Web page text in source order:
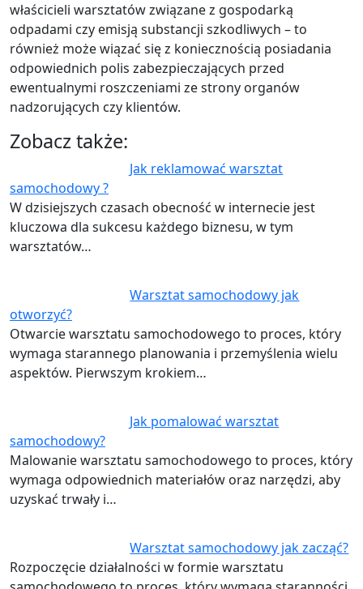
właścicieli warsztatów związane z gospodarką
odpadami czy emisją substancji szkodliwych – to
również może wiązać się z koniecznością posiadania
odpowiednich polis zabezpieczających przed
ewentualnymi roszczeniami ze strony organów
nadzorujących czy klientów.
Zobacz także:
Jak reklamować warsztat
samochodowy ?
W dzisiejszych czasach obecność w internecie jest
kluczowa dla sukcesu każdego biznesu, w tym
warsztatów…
Warsztat samochodowy jak
otworzyć?
Otwarcie warsztatu samochodowego to proces, który
wymaga starannego planowania i przemyślenia wielu
aspektów. Pierwszym krokiem…
Jak pomalować warsztat
samochodowy?
Malowanie warsztatu samochodowego to proces, który
wymaga odpowiednich materiałów oraz narzędzi, aby
uzyskać trwały i…
Warsztat samochodowy jak zacząć?
Rozpoczęcie działalności w formie warsztatu